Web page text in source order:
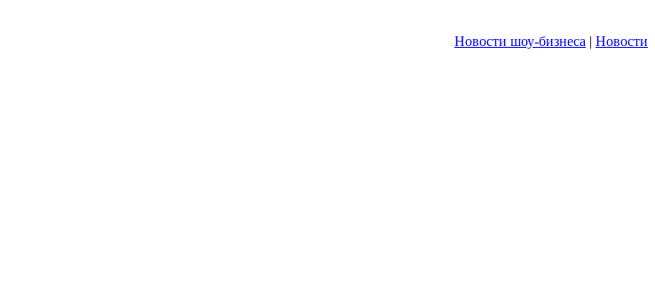
Новости шоу-бизнеса | Новости